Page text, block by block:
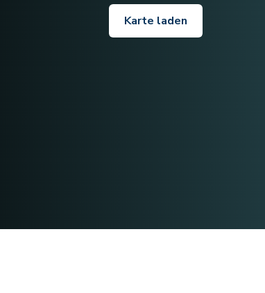
Karte laden